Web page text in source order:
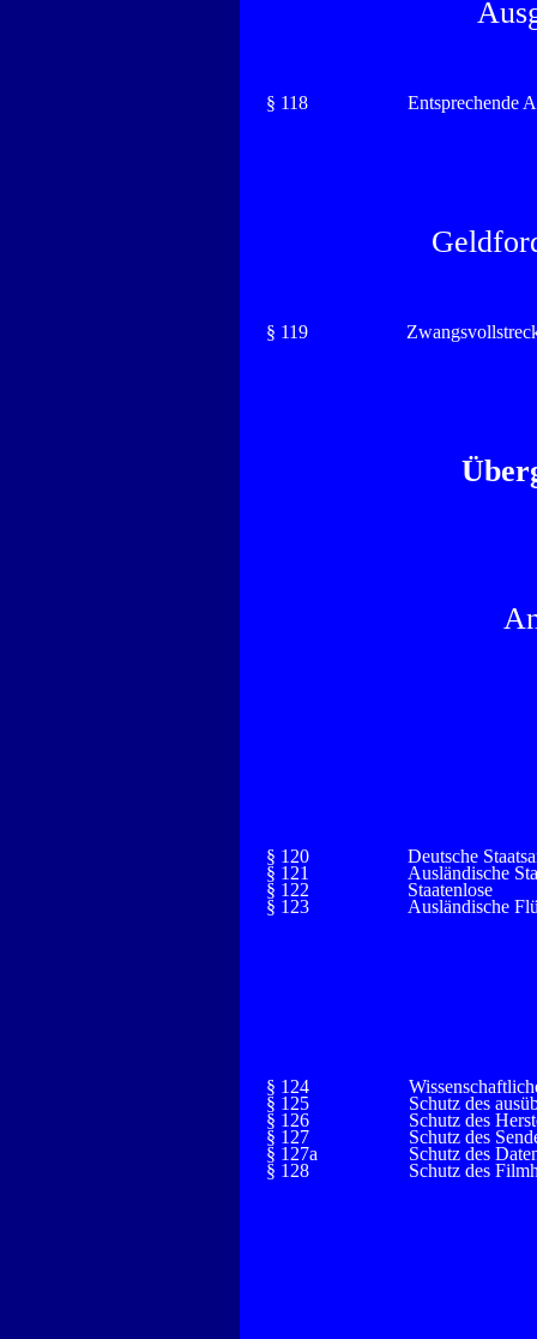
§ 118 Entsprechende
§ 119
§ 120
Deutsche
§ 121
Ausländische
§ 122
Staatenlose
§ 123
Ausländische
§ 124
§ 125
Schutz des
§ 126
Schutz des
§ 127
Schutz des
§ 127a
Schutz des
§ 128
Schutz des